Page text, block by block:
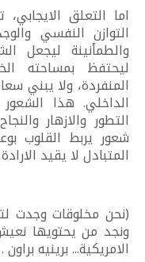
اما التعلق
التوازن النفسي
والطمأنينة ليجعل
ليحتفظ بمساحته
المنفردة، ولا يبني
الداخلي. هذا الشعور
التطور والازهار
شعور يربط القلوب
المتبادل لا يقيد
(نحن مخلوقات وجدت
ونجد من يحتويها
الامريكية... برينيه براون .